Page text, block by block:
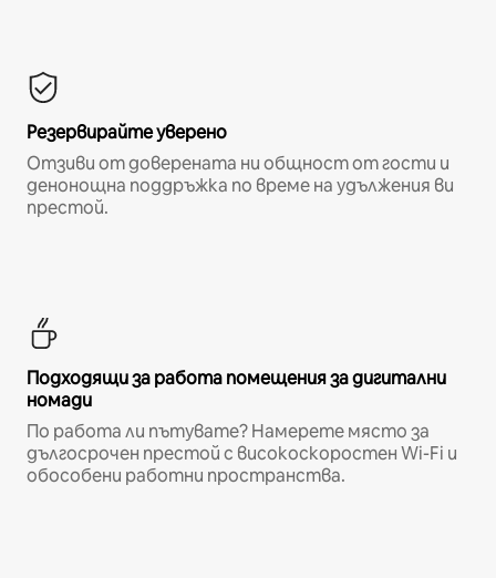
Резервирайте уверено
Отзиви от доверената ни общност от гости и
денонощна поддръжка по време на удължения ви
престой.
Подходящи за работа помещения за дигитални
номади
По работа ли пътувате? Намерете място за
дългосрочен престой с високоскоростен Wi-Fi и
обособени работни пространства.